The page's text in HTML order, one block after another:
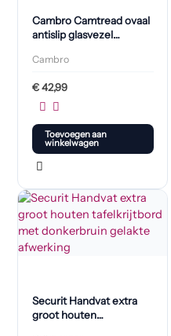
Cambro Camtread ovaal
antislip glasvezel
68,5x56cm
Cambro
€42,99
Toevoegen aan
winkelwagen
Securit Handvat extra
groot houten